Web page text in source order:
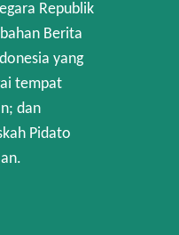
Republik
Berita
yang
tempat
dan
Pidato